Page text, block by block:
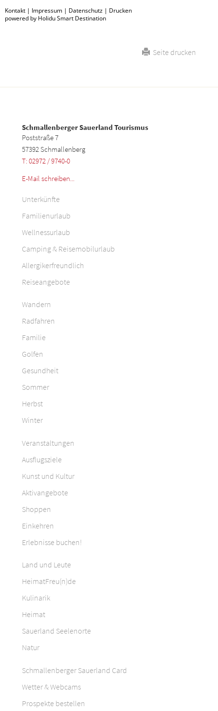
Kontakt | Impressum | Datenschutz | Drucken
powered by Holidu Smart Destination
Seite drucken
Schmallenberger Sauerland Tourismus
Poststraße 7
57392 Schmallenberg
T: 02972 / 9740-0
E-Mail schreiben...
Unterkünfte
Familienurlaub
Wellnessurlaub
Camping & Reisemobilurlaub
Allergikerfreundlich
Reiseangebote
Wandern
Radfahren
Familie
Golfen
Gesundheit
Sommer
Herbst
Winter
Veranstaltungen
Ausflugsziele
Kunst und Kultur
Aktivangebote
Shoppen
Einkehren
Erlebnisse buchen!
Land und Leute
HeimatFreu(n)de
Kulinarik
Heimat
Sauerland Seelenorte
Natur
Schmallenberger Sauerland Card
Wetter & Webcams
Prospekte bestellen